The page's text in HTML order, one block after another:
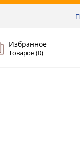
Избранное
Товаров (0)